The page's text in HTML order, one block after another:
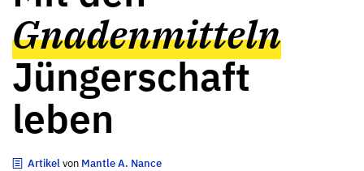
Gnadenmitteln
Jüngerschaft
leben
Artikelvon Mantle A. Nance